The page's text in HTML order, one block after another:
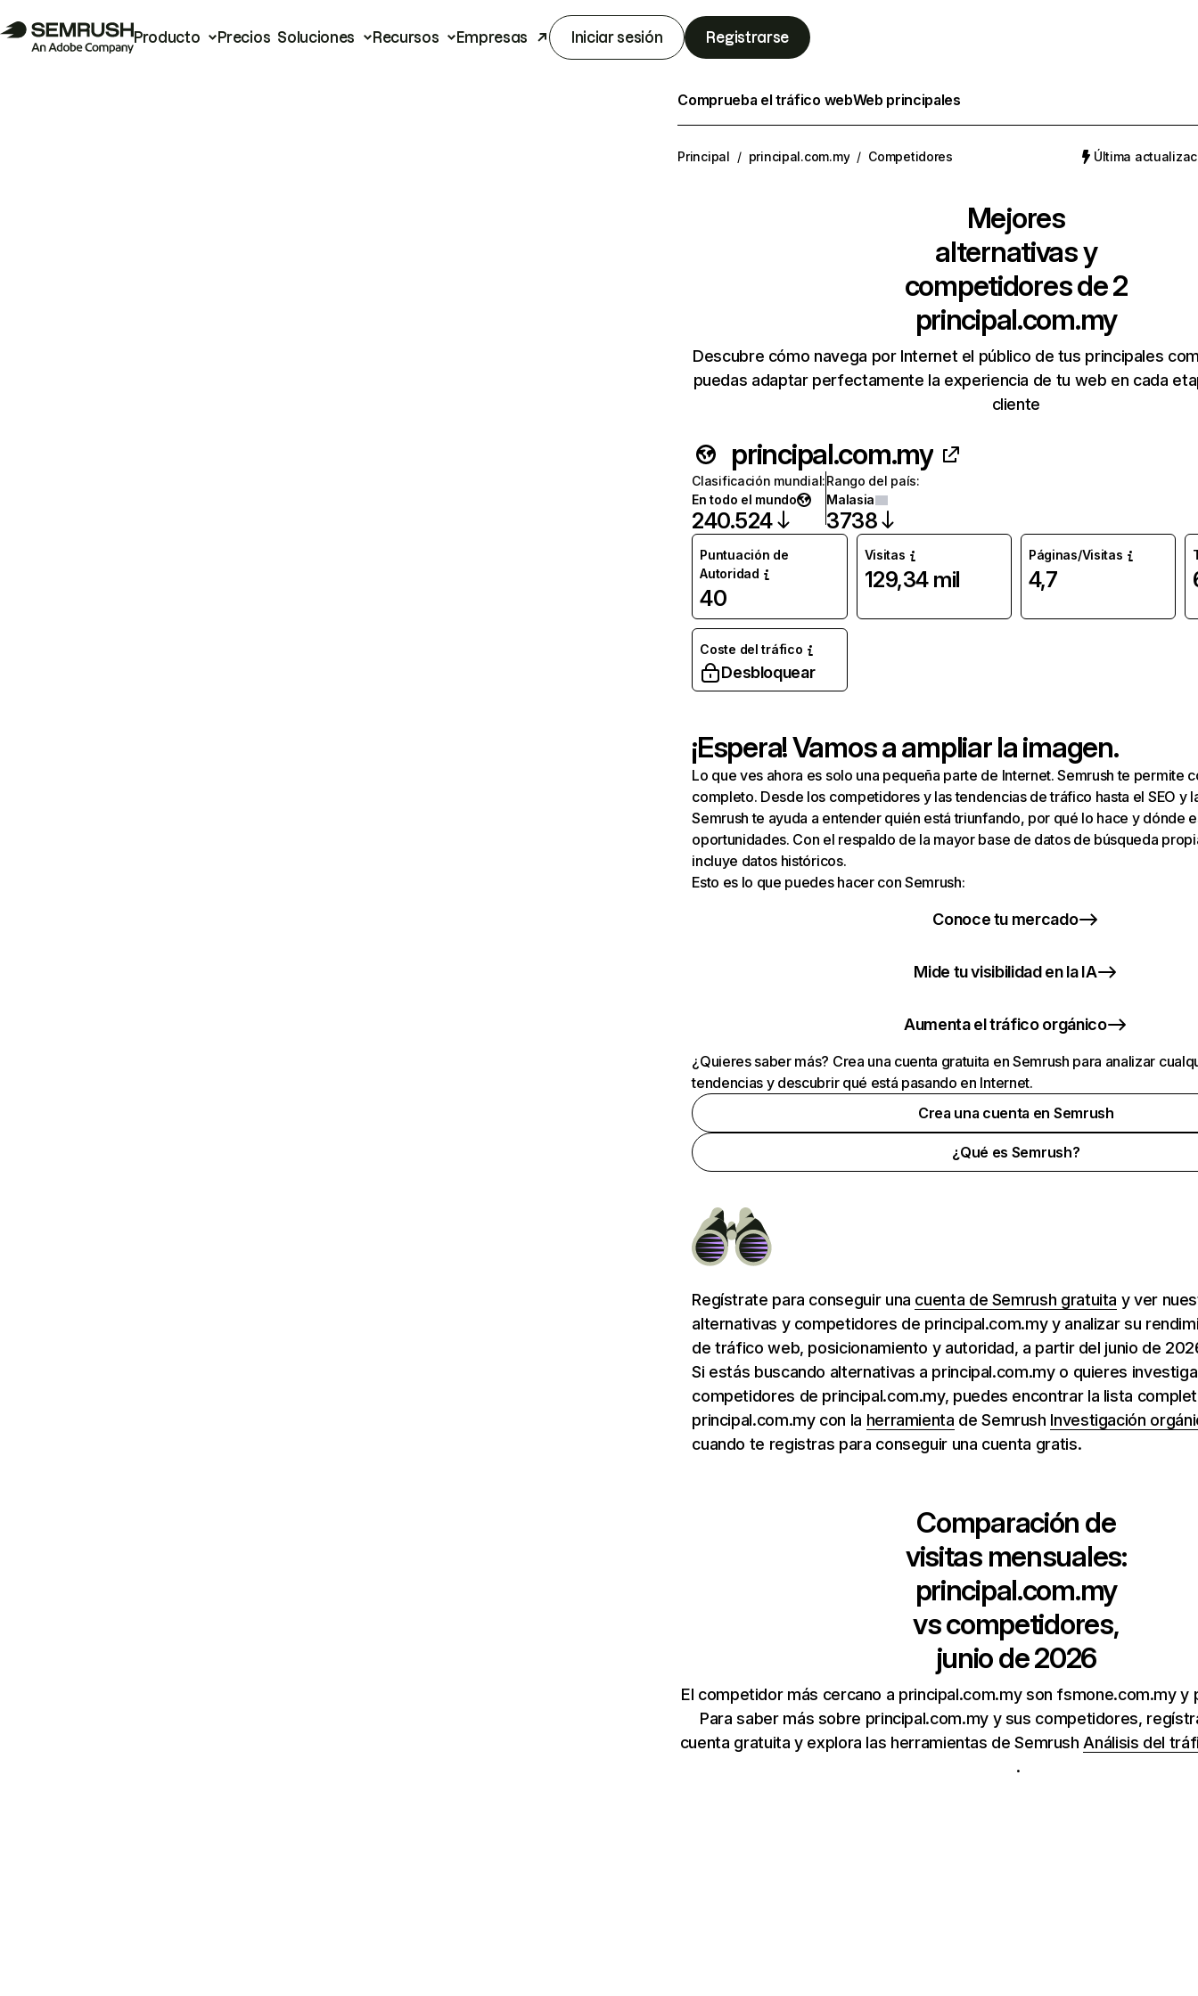
Producto Precios Soluciones Recursos Empresas Iniciar sesión Registrarse
Comprueba el tráfico webWeb principales
Principal / principal.com.my / Competidores Última
Mejores
alternativas y
competidores de 2
principal.com.my
Descubre cómo navega por Internet el público de tus principales
puedas adaptar perfectamente la experiencia de tu web en cada
cliente
principal.com.my
Clasificación mundial:
En todo el mundo
240.524
Rango del país:
Malasia
3738
Puntuación de
Autoridad
40
Visitas
129,34 mil
Páginas/Visitas
4,7
Coste del tráfico
Desbloquear
¡Espera! Vamos a ampliar la imagen.
Lo que ves ahora es solo una pequeña parte de Internet. Semrush te permite
completo. Desde los competidores y las tendencias de tráfico hasta el SEO y
Semrush te ayuda a entender quién está triunfando, por qué lo hace y dónde
oportunidades. Con el respaldo de la mayor base de datos de búsqueda
incluye datos históricos.
Esto es lo que puedes hacer con Semrush:
Conoce tu mercado
Mide tu visibilidad en la IA
Aumenta el tráfico orgánico
¿Quieres saber más? Crea una cuenta gratuita en Semrush para analizar
tendencias y descubrir qué está pasando en Internet.
Crea una cuenta en Semrush
¿Qué es Semrush?
Regístrate para conseguir una cuenta de Semrush gratuita y ver
alternativas y competidores de principal.com.my y analizar su
de tráfico web, posicionamiento y autoridad, a partir del junio de
Si estás buscando alternativas a principal.com.my o quieres
competidores de principal.com.my, puedes encontrar la lista
principal.com.my con la herramienta de Semrush Investigación
cuando te registras para conseguir una cuenta gratis.
Comparación de
visitas mensuales:
principal.com.my
vs competidores,
junio de 2026
El competidor más cercano a principal.com.my son fsmone.com.my y
Para saber más sobre principal.com.my y sus competidores,
cuenta gratuita y explora las herramientas de Semrush Análisis del
.